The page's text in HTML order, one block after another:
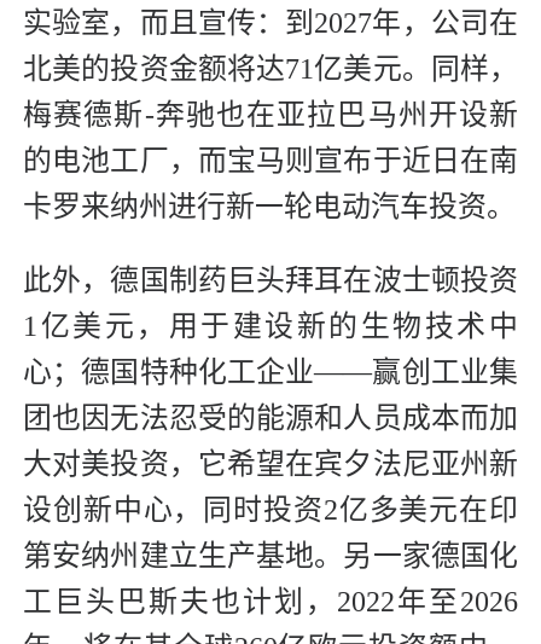
实验室，而且宣传：到2027年，公司在
北美的投资金额将达71亿美元。同样，
梅赛德斯-奔驰也在亚拉巴马州开设新
的电池工厂，而宝马则宣布于近日在南
卡罗来纳州进行新一轮电动汽车投资。
此外，德国制药巨头拜耳在波士顿投资
1亿美元，用于建设新的生物技术中
心；德国特种化工企业——赢创工业集
团也因无法忍受的能源和人员成本而加
大对美投资，它希望在宾夕法尼亚州新
设创新中心，同时投资2亿多美元在印
第安纳州建立生产基地。另一家德国化
工巨头巴斯夫也计划，2022年至2026